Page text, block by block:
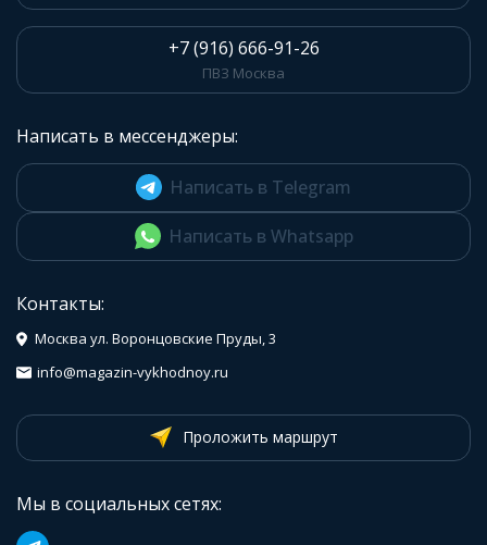
+7 (916) 666-91-26
ПВЗ Москва
Написать в мессенджеры:
Написать в Telegram
Написать в Whatsapp
Контакты:
Москва ул. Воронцовские Пруды, 3
info@magazin-vykhodnoy.ru
Проложить маршрут
Мы в социальных сетях: